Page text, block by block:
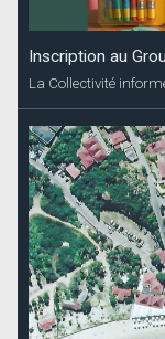
Inscription au
La Collectivité